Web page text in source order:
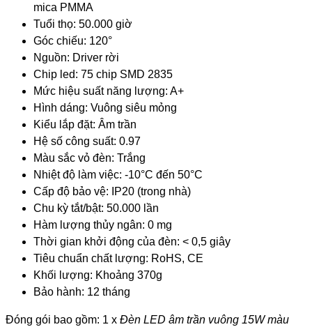
mica PMMA
Tuổi thọ: 50.000 giờ
Góc chiếu: 120°
Nguồn: Driver rời
Chip led: 75 chip SMD 2835
Mức hiệu suất năng lượng: A+
Hình dáng: Vuông siêu mỏng
Kiểu lắp đặt: Âm trần
Hệ số công suất: 0.97
Màu sắc vỏ đèn: Trắng
Nhiệt độ làm việc: -10°C đến 50°C
Cấp độ bảo vệ: IP20 (trong nhà)
Chu kỳ tắt/bật: 50.000 lần
Hàm lượng thủy ngân: 0 mg
Thời gian khởi động của đèn: < 0,5 giây
Tiêu chuẩn chất lượng: RoHS, CE
Khối lượng: Khoảng 370g
Bảo hành: 12 tháng
Đóng gói bao gồm: 1 x Đèn LED âm trần vuông 15W màu